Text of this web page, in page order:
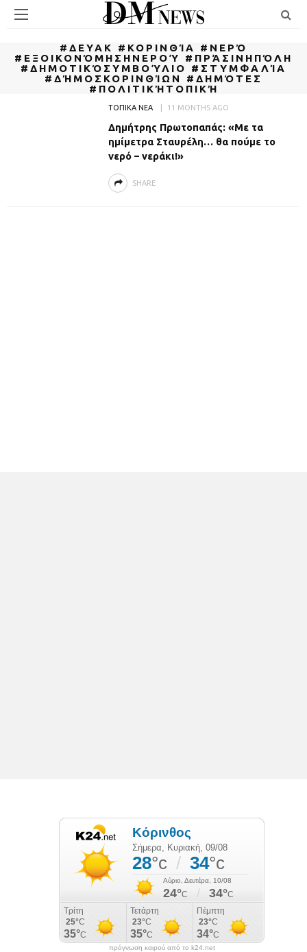
#ΔΕΥΑΚ #ΚΟΡΙΝΘΊΑ #ΝΕΡΌ
#ΕΞΟΙΚΟΝΌΜΗΣΗΝΕΡΟΎ #ΠΡΆΣΙΝΗΠΌΛΗ
#ΔΗΜΟΤΙΚΌΣΥΜΒΟΎΛΙΟ #ΣΤΥΜΦΑΛΊΑ
#ΔΉΜΟΣΚΟΡΙΝΘΊΩΝ #ΔΗΜΌΤΕΣ
#ΠΟΛΙΤΙΚΉΤΟΠΙΚΉ
ΤΟΠΙΚΑ ΝΕΑ 11 MONTHS AGO
Δημήτρης Πρωτοπαπάς: «Με τα
ημίμετρα Σταυρέλη… θα πούμε το
νερό – νεράκι!»
SHARE
πρόγνωση καιρού από το k24.net